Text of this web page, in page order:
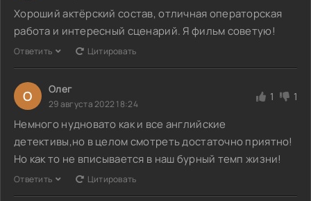
Хороший актёрский состав, отличная операторская
работа и интересный сценарий. Я фильм советую!
Ответить Цитировать
О Олег
29 августа 2022 18:24
1 1
Немного нудновато как и все английские
детективы,но в целом смотреть достаточно приятно!
Но как то не вписывается в наш бурный темп жизни!
Ответить Цитировать